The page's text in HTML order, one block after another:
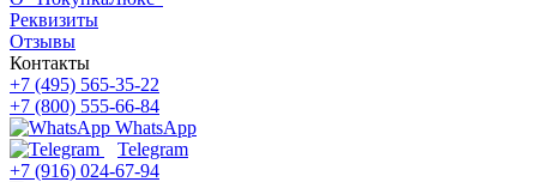
Реквизиты
Отзывы
Контакты
+7 (495) 565-35-22
+7 (800) 555-66-84
WhatsApp
Telegram
+7 (916) 024-67-94